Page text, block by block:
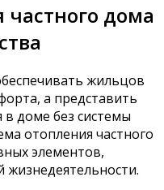
дома
жильцов
а представить
доме без системы
отопления частного
элементов,